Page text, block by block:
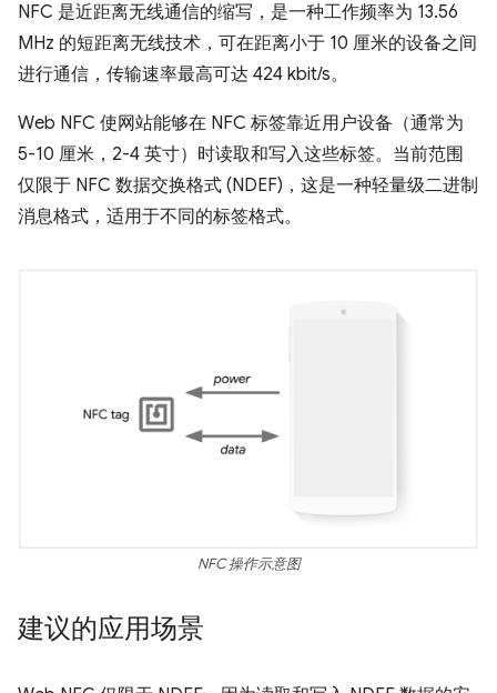
NFC 是近距离无线通信的缩写，是一种工作频率为 13.56
MHz 的短距离无线技术，可在距离小于 10 厘米的设备之间
进行通信，传输速率最高可达 424 kbit/s。
Web NFC 使网站能够在 NFC 标签靠近用户设备（通常为
5-10 厘米，2-4 英寸）时读取和写入这些标签。当前范围
仅限于 NFC 数据交换格式 (NDEF)，这是一种轻量级二进制
消息格式，适用于不同的标签格式。
NFC 操作示意图
建议的应用场景